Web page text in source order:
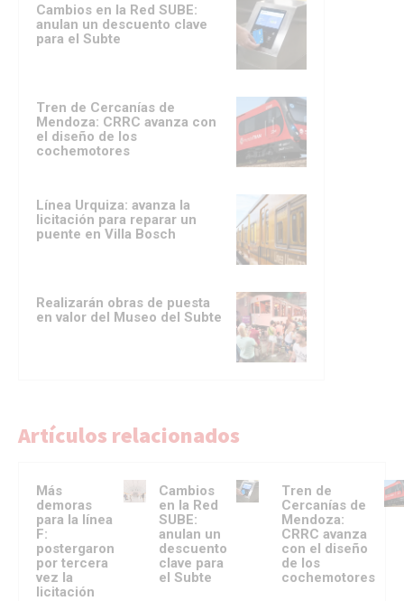
Cambios en la Red SUBE:
anulan un descuento clave
para el Subte
Tren de Cercanías de
Mendoza: CRRC avanza con
el diseño de los
cochemotores
Línea Urquiza: avanza la
licitación para reparar un
puente en Villa Bosch
Realizarán obras de puesta
en valor del Museo del Subte
Artículos relacionados
Más
demoras
para la línea
F:
postergaron
por tercera
vez la
licitación
Cambios
en la Red
SUBE:
anulan un
descuento
clave para
el Subte
Tren de
Cercanías de
Mendoza:
CRRC avanza
con el diseño
de los
cochemotores